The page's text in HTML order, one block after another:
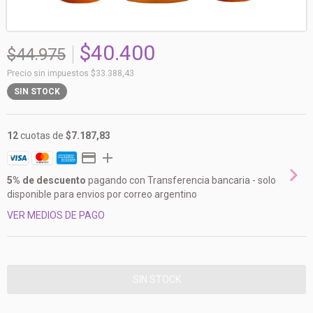
$44.975 $40.400
Precio sin impuestos $33.388,43
SIN STOCK
12cuotas de $7.187,83
5% de descuento pagando con Transferencia bancaria - solo
disponible para envios por correo argentino
VER MEDIOS DE PAGO